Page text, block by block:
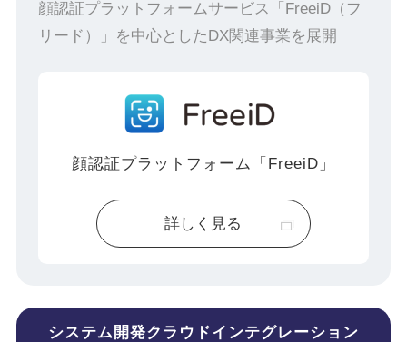
顔認証プラットフォームサービス「FreeiD（フ
リード）」を中心としたDX関連事業を展開
顔認証プラットフォーム「FreeiD」
詳しく見る
システム開発クラウドインテグレーション